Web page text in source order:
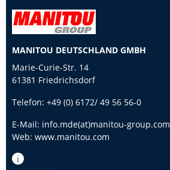
MANITOU DEUTSCHLAND GMBH
Marie-Curie-Str. 14
61381 Friedrichsdorf
Telefon: +49 (0) 6172/ 49 56 56-0
E-Mail: info.mde(at)manitou-group.com
Web: www.manitou.com